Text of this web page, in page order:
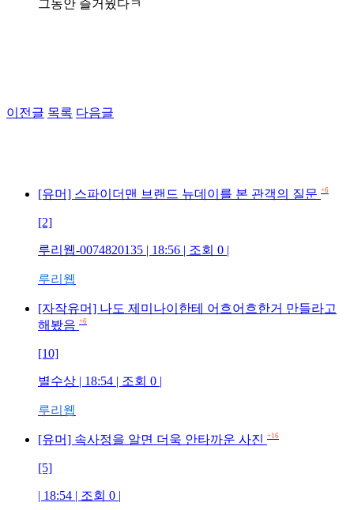
그동안 즐거웠다ㅋ
이전글 목록 다음글
[유머] 스파이더맨 브랜드 뉴데이를 본 관객의 질문 +6
[2]
루리웹-0074820135 | 18:56 | 조회 0 |
루리웹
[자작유머] 나도 제미나이한테 어흐어흐한거 만들라고
해봤음 +6
[10]
별수상 | 18:54 | 조회 0 |
루리웹
[유머] 속사정을 알면 더욱 안타까운 사진 +16
[5]
| 18:54 | 조회 0 |